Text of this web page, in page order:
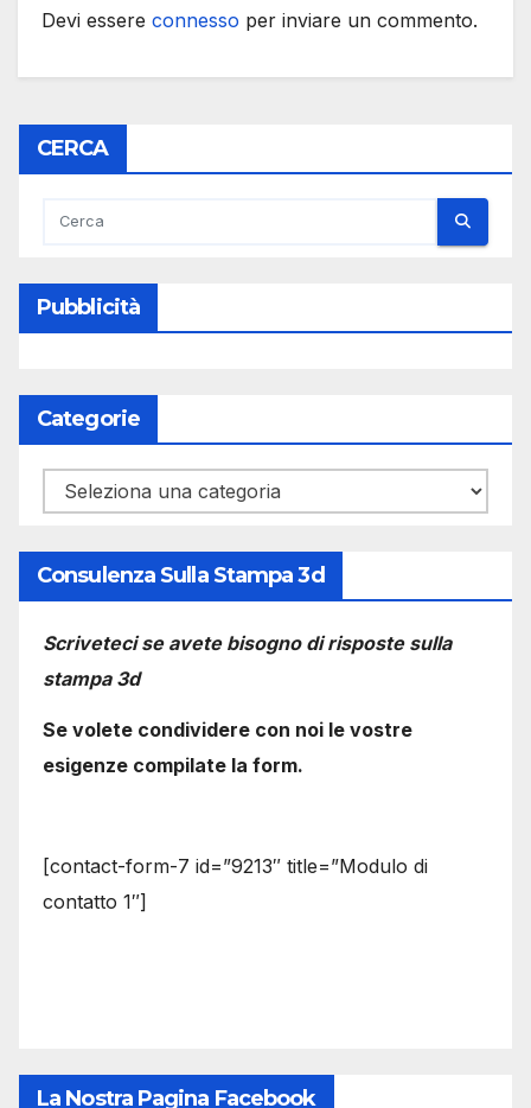
Devi essere connesso per inviare un commento.
CERCA
Pubblicità
Categorie
Categorie
Consulenza Sulla Stampa 3d
Scriveteci se avete bisogno di risposte sulla
stampa 3d
Se volete condividere con noi le vostre
esigenze compilate la form.
[contact-form-7 id=”9213″ title=”Modulo di
contatto 1″]
La Nostra Pagina Facebook